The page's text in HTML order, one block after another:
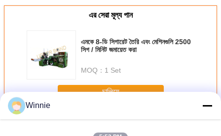
এর সেরা মূল্য পান
এমকে 8-ডি সিগারেট তৈরি এবং মেশিনগুলি 2500
সিগ / মিনিট জমায়েত করা
MOQ： 1 Set
চালিয়ে
অধিকসিগারেট মেকিং মেশিন
Winnie